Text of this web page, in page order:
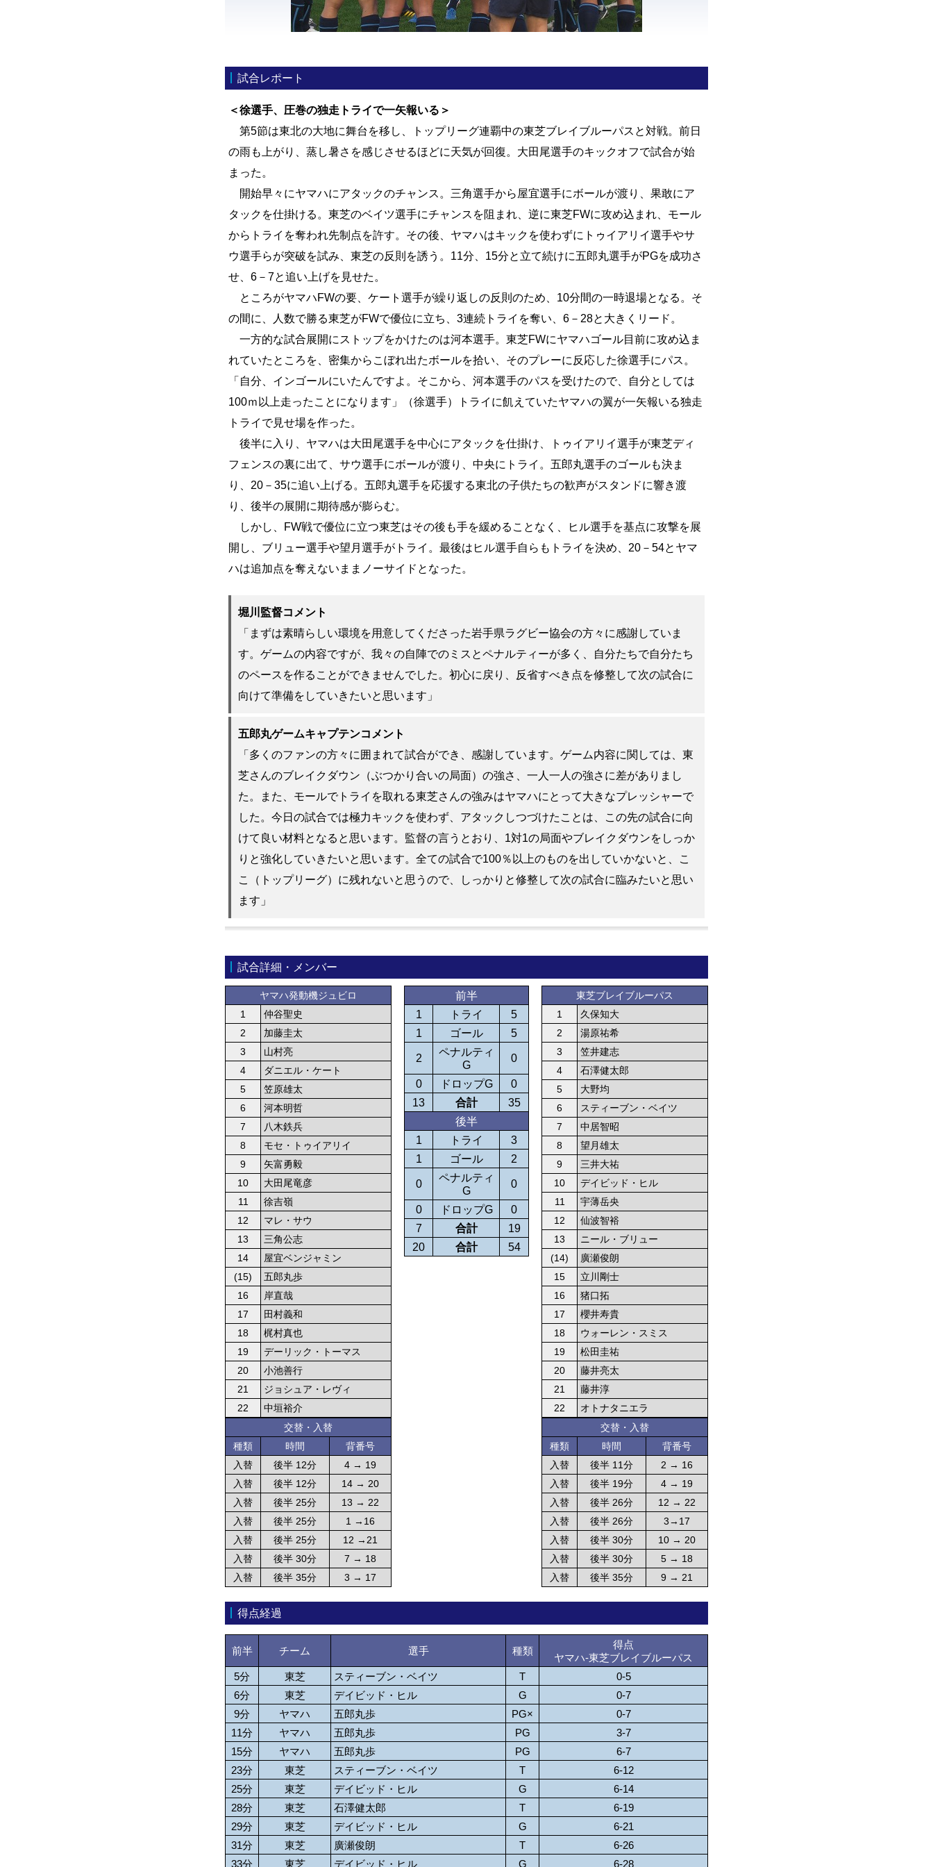
試合レポート
＜徐選手、圧巻の独走トライで一矢報いる＞
第5節は東北の大地に舞台を移し、トップリーグ連覇中の東芝ブレイブルーパスと対戦。前日
の雨も上がり、蒸し暑さを感じさせるほどに天気が回復。大田尾選手のキックオフで試合が始
まった。
開始早々にヤマハにアタックのチャンス。三角選手から屋宜選手にボールが渡り、果敢にア
タックを仕掛ける。東芝のベイツ選手にチャンスを阻まれ、逆に東芝FWに攻め込まれ、モール
からトライを奪われ先制点を許す。その後、ヤマハはキックを使わずにトゥイアリイ選手やサ
ウ選手らが突破を試み、東芝の反則を誘う。11分、15分と立て続けに五郎丸選手がPGを成功さ
せ、6－7と追い上げを見せた。
ところがヤマハFWの要、ケート選手が繰り返しの反則のため、10分間の一時退場となる。そ
の間に、人数で勝る東芝がFWで優位に立ち、3連続トライを奪い、6－28と大きくリード。
一方的な試合展開にストップをかけたのは河本選手。東芝FWにヤマハゴール目前に攻め込ま
れていたところを、密集からこぼれ出たボールを拾い、そのプレーに反応した徐選手にパス。
「自分、インゴールにいたんですよ。そこから、河本選手のパスを受けたので、自分としては
100ｍ以上走ったことになります」（徐選手）トライに飢えていたヤマハの翼が一矢報いる独走
トライで見せ場を作った。
後半に入り、ヤマハは大田尾選手を中心にアタックを仕掛け、トゥイアリイ選手が東芝ディ
フェンスの裏に出て、サウ選手にボールが渡り、中央にトライ。五郎丸選手のゴールも決ま
り、20－35に追い上げる。五郎丸選手を応援する東北の子供たちの歓声がスタンドに響き渡
り、後半の展開に期待感が膨らむ。
しかし、FW戦で優位に立つ東芝はその後も手を緩めることなく、ヒル選手を基点に攻撃を展
開し、ブリュー選手や望月選手がトライ。最後はヒル選手自らもトライを決め、20－54とヤマ
ハは追加点を奪えないままノーサイドとなった。
堀川監督コメント
「まずは素晴らしい環境を用意してくださった岩手県ラグビー協会の方々に感謝していま
す。ゲームの内容ですが、我々の自陣でのミスとペナルティーが多く、自分たちで自分たち
のペースを作ることができませんでした。初心に戻り、反省すべき点を修整して次の試合に
向けて準備をしていきたいと思います」
五郎丸ゲームキャプテンコメント
「多くのファンの方々に囲まれて試合ができ、感謝しています。ゲーム内容に関しては、東
芝さんのブレイクダウン（ぶつかり合いの局面）の強さ、一人一人の強さに差がありまし
た。また、モールでトライを取れる東芝さんの強みはヤマハにとって大きなプレッシャーで
した。今日の試合では極力キックを使わず、アタックしつづけたことは、この先の試合に向
けて良い材料となると思います。監督の言うとおり、1対1の局面やブレイクダウンをしっか
りと強化していきたいと思います。全ての試合で100％以上のものを出していかないと、こ
こ（トップリーグ）に残れないと思うので、しっかりと修整して次の試合に臨みたいと思い
ます」
試合詳細・メンバー
ヤマハ発動機ジュビロ
1
仲谷聖史
2
加藤圭太
3
山村亮
4
ダニエル・ケート
5
笠原雄太
6
河本明哲
7
八木鉄兵
8
モセ・トゥイアリイ
9
矢富勇毅
10
大田尾竜彦
11
徐吉嶺
12
マレ・サウ
13
三角公志
14
屋宜ベンジャミン
(15)
五郎丸歩
16
岸直哉
17
田村義和
18
梶村真也
19
デーリック・トーマス
20
小池善行
21
ジョシュア・レヴィ
22
中垣裕介
交替・入替
種類
時間
背番号
入替
後半 12分
4 → 19
入替
後半 12分
14 → 20
入替
後半 25分
13 → 22
入替
後半 25分
1 →16
入替
後半 25分
12 →21
入替
後半 30分
7 → 18
入替
後半 35分 3 → 17
前半
1
トライ
5
1
ゴール 5
2
ペナルティ
G
0
0 ドロップG
0
13
合計
35
後半
1
トライ
3
1
ゴール 2
0
ペナルティ
G
0
0 ドロップG
0
7
合計
19
20
合計 54
東芝ブレイブルーパス
1
久保知大
2
湯原祐希
3
笠井建志
4
石澤健太郎
5
大野均
6
スティーブン・ベイツ
7
中居智昭
8
望月雄太
9
三井大祐
10
デイビッド・ヒル
11
宇薄岳央
12
仙波智裕
13
ニール・ブリュー
(14)
廣瀬俊朗
15
立川剛士
16
猪口拓
17
櫻井寿貴
18
ウォーレン・スミス
19
松田圭祐
20
藤井亮太
21
藤井淳
22
オトナタニエラ
交替・入替
種類
時間
背番号
入替
後半 11分
2 → 16
入替
後半 19分
4 → 19
入替
後半 26分
12 → 22
入替
後半 26分
3→17
入替
後半 30分
10 → 20
入替
後半 30分
5 → 18
入替
後半 35分 9 → 21
得点経過
前半 チーム 選手 種類
得点
ヤマハ-東芝ブレイブルーパス
5分
東芝 スティーブン・ベイツ T
0-5
6分
東芝 デイビッド・ヒル G
0‐7
9分
ヤマハ 五郎丸歩 PG×
0‐7
11分
ヤマハ 五郎丸歩 PG
3‐7
15分
ヤマハ 五郎丸歩 PG
6‐7
23分
東芝 スティーブン・ベイツ T
6-12
25分
東芝 デイビッド・ヒル G
6‐14
28分
東芝 石澤健太郎 T
6‐19
29分
東芝 デイビッド・ヒル G
6‐21
31分
東芝 廣瀬俊朗 T
6‐26
33分
東芝 デイビッド・ヒル G 6‐28